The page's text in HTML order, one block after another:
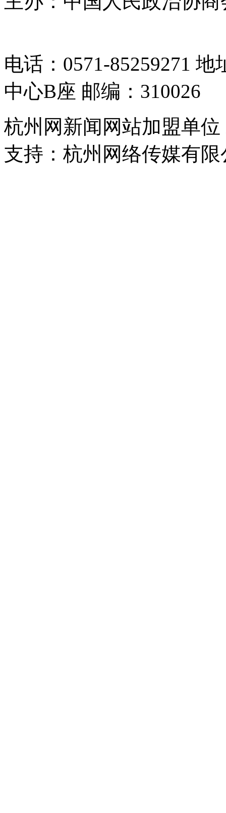
电话：0571-85259271
中心B座 邮编：310026
杭州网新闻网站加盟单
支持：杭州网络传媒有限